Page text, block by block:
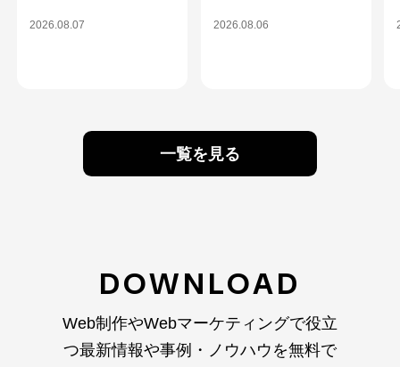
2026.08.07 2026.08.06
一覧を見る
DOWNLOAD
Web制作やWebマーケティングで役立
つ最新情報や事例・ノウハウを無料で